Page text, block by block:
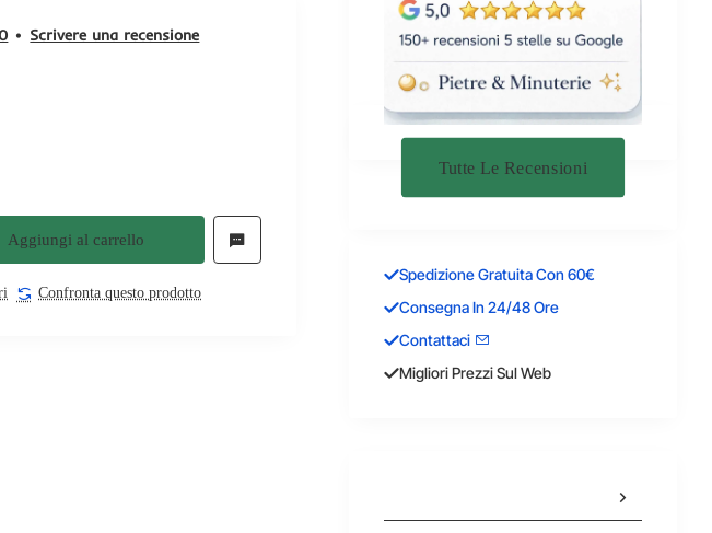
• Scrivere una recensione
Aggiungi al carrello
Confronta questo prodotto
Tutte Le Recensioni
Spedizione Gratuita Con 60€
Consegna In 24/48 Ore
Contattaci
Migliori Prezzi Sul Web